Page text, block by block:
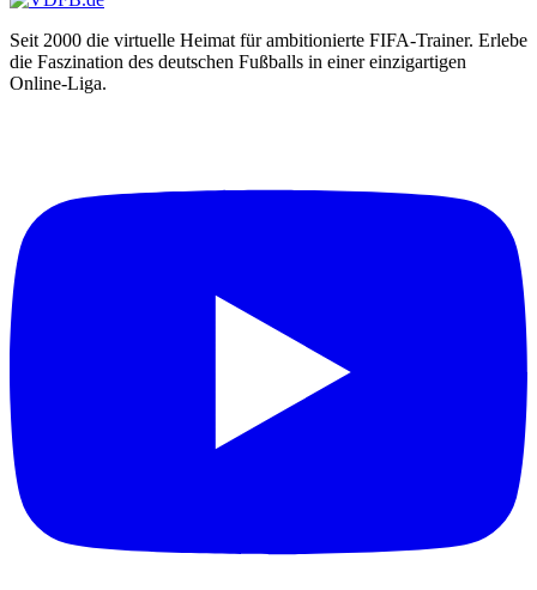
Seit 2000 die virtuelle Heimat für ambitionierte FIFA-Trainer. Erlebe
die Faszination des deutschen Fußballs in einer einzigartigen
Online-Liga.